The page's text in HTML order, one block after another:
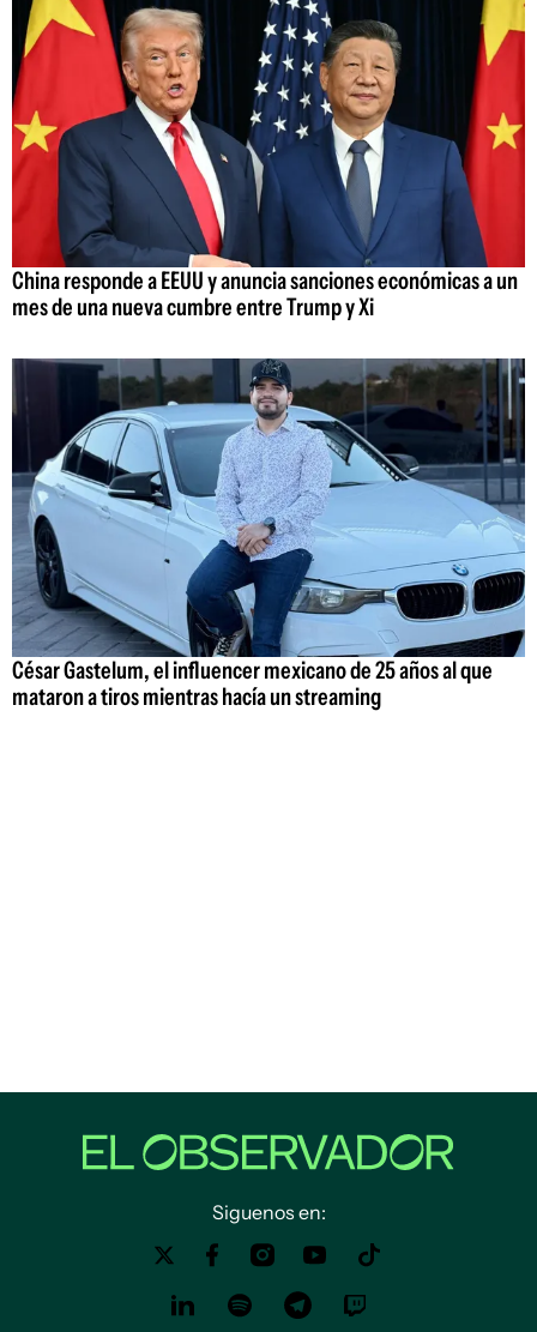
China responde a EEUU y anuncia sanciones económicas a un
mes de una nueva cumbre entre Trump y Xi
César Gastelum, el influencer mexicano de 25 años al que
mataron a tiros mientras hacía un streaming
Siguenos en: